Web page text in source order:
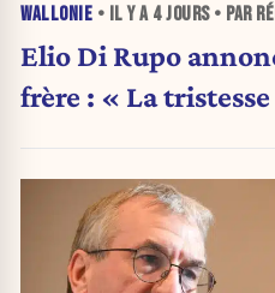
WALLONIE • IL Y A 4 JOURS• PAR
Elio Di Rupo
frère : « La